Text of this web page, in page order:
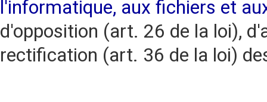
l'informatique, aux fichiers et
d'opposition (art. 26 de la loi),
rectification (art. 36 de la loi)